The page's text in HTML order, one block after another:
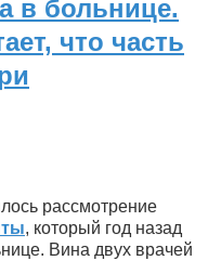
в больнице.
что часть
рассмотрение
, который год назад
Вина двух врачей